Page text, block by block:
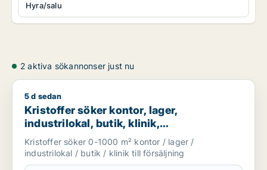
Hyra/salu
2 aktiva sökannonser just nu
Kristoffer söker kontor, lager, industrilokal, butik, klinik,
5 d sedan
Kristoffer söker kontor, lager,
industrilokal, butik, klinik,
restauranglokal, bostadsfastighet, hotell
eller garage till salu i Sotenäs, Vårgårda
eller Grästorp m.fl.
Kristoffer söker 0-1000 m² kontor / lager /
industrilokal / butik / klinik till försäljning